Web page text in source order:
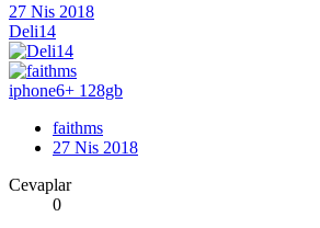
27 Nis 2018
Deli14
iphone6+ 128gb
faithms
27 Nis 2018
Cevaplar
0